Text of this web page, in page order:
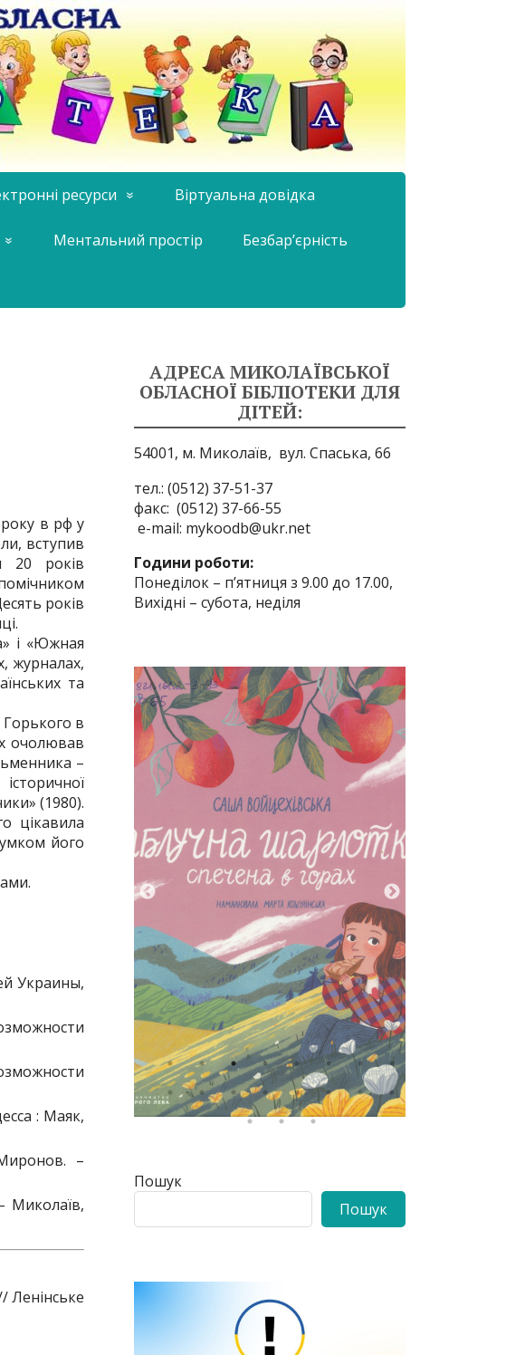
ресурси Віртуальна довідка
Ментальний простір Безбар’єрність
в рф у
вступив
20 років
років
і «Южная
журналах,
та
Горького в
очолював
–
(1980).
цікавила
його
Украины,
: Маяк,
–
Миколаїв,
Ленінське
АДРЕСА МИКОЛАЇВСЬКОЇ
ОБЛАСНОЇ БІБЛІОТЕКИ ДЛЯ
ДІТЕЙ:
54001, м. Миколаїв, вул. Спаська, 66
тел.: (0512) 37-51-37
факс: (0512) 37-66-55
e-mail: mykoodb@ukr.net
Години роботи:
Понеділок – п’ятниця з 9.00 до 17.00,
Вихідні – субота, неділя
Пошук
Пошук